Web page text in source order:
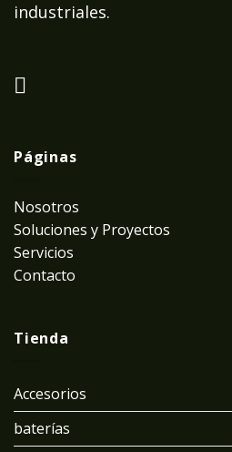
industriales.
Páginas
Nosotros
Soluciones y Proyectos
Servicios
Contacto
Tienda
Accesorios
baterías